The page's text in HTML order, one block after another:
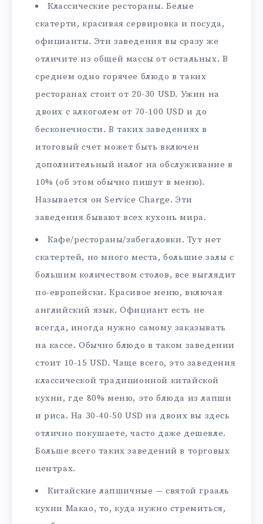
Классические рестораны. Белые
скатерти, красивая сервировка и посуда,
официанты. Эти заведения вы сразу же
отличите из общей массы от остальных. В
среднем одно горячее блюдо в таких
ресторанах стоит от 20-30 USD. Ужин на
двоих с алкоголем от 70-100 USD и до
бесконечности. В таких заведениях в
итоговый счет может быть включен
дополнительный налог на обслуживание в
10% (об этом обычно пишут в меню).
Называется он Service Charge. Эти
заведения бывают всех кухонь мира.
Кафе/рестораны/забегаловки. Тут нет
скатертей, но много места, большие залы с
большим количеством столов, все выглядит
по-европейски. Красивое меню, включая
английский язык. Официант есть не
всегда, иногда нужно самому заказывать
на кассе. Обычно блюдо в таком заведении
стоит 10-15 USD. Чаще всего, это заведения
классической традиционной китайской
кухни, где 80% меню, это блюда из лапши
и риса. На 30-40-50 USD на двоих вы здесь
отлично покушаете, часто даже дешевле.
Больше всего таких заведений в торговых
центрах.
Китайские лапшичные — святой грааль
кухни Макао, то, куда нужно стремиться,